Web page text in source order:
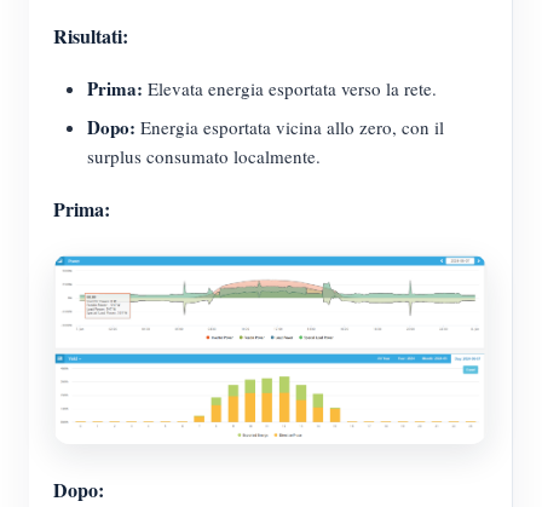
Risultati:
Prima: Elevata energia esportata verso la rete.
Dopo: Energia esportata vicina allo zero, con il
surplus consumato localmente.
Prima:
Dopo: